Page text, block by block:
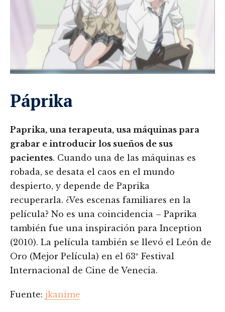
Páprika
Paprika, una terapeuta, usa máquinas para
grabar e introducir los sueños de sus
pacientes. Cuando una de las máquinas es
robada, se desata el caos en el mundo
despierto, y depende de Paprika
recuperarla. ¿Ves escenas familiares en la
película? No es una coincidencia – Paprika
también fue una inspiración para Inception
(2010). La película también se llevó el León de
Oro (Mejor Película) en el 63º Festival
Internacional de Cine de Venecia.
Fuente: jkanime